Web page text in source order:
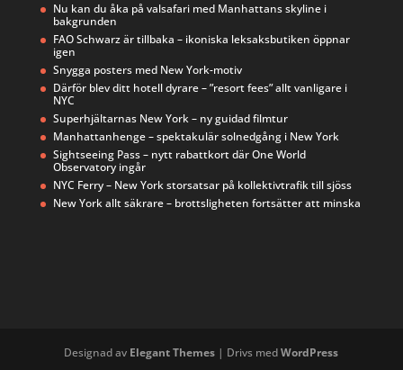
Nu kan du åka på valsafari med Manhattans skyline i
bakgrunden
FAO Schwarz är tillbaka – ikoniska leksaksbutiken öppnar
igen
Snygga posters med New York-motiv
Därför blev ditt hotell dyrare – ”resort fees” allt vanligare i
NYC
Superhjältarnas New York – ny guidad filmtur
Manhattanhenge – spektakulär solnedgång i New York
Sightseeing Pass – nytt rabattkort där One World
Observatory ingår
NYC Ferry – New York storsatsar på kollektivtrafik till sjöss
New York allt säkrare – brottsligheten fortsätter att minska
Designad av Elegant Themes | Drivs medWordPress